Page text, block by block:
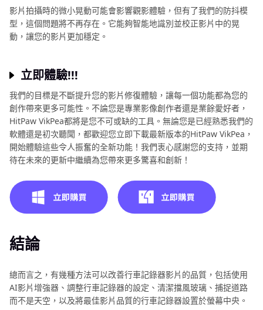
影片拍攝時的微小晃動可能會影響觀影體驗，但有了我們的防抖模
型，這個問題將不再存在。它能夠智能地識別並校正影片中的晃
動，讓您的影片更加穩定。
立即體驗!!!
我們的目標是不斷提升您的影片修復體驗，讓每一個功能都為您的
創作帶來更多可能性。不論您是專業影像創作者還是業餘愛好者，
HitPaw VikPea都將是您不可或缺的工具。無論您是已經熟悉我們的
軟體還是初次聽聞，都歡迎您立即下載最新版本的HitPaw VikPea，
開始體驗這些令人振奮的全新功能！我們衷心感謝您的支持，並期
待在未來的更新中繼續為您帶來更多驚喜和創新！
結論
總而言之，有幾種方法可以改善行車記錄器影片的品質，包括使用
AI影片增強器、調整行車記錄器的設定、清潔擋風玻璃、捕捉道路
而不是天空，以及將最佳影片品質的行車記錄器設置於螢幕中央。